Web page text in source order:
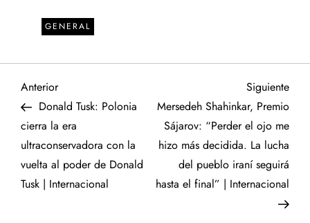
GENERAL
N
a
v
e
Entrada
anterior
Anterior
Donald Tusk: Polonia
cierra la era
ultraconservadora con la
vuelta al poder de Donald
Tusk | Internacional
Siguiente
Mersedeh Shahinkar, Premio
Sájarov: “Perder el ojo me
hizo más decidida. La lucha
del pueblo iraní seguirá
hasta el final” | Internacional